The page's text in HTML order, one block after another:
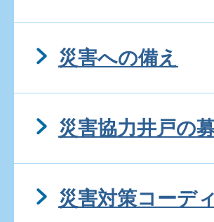
災害への備え
災害協力井戸の
災害対策コーデ